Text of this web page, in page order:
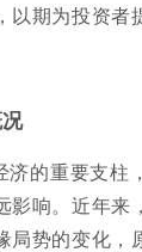
以期为投资者
济的重要支柱
影响。近年来
局势的变化，